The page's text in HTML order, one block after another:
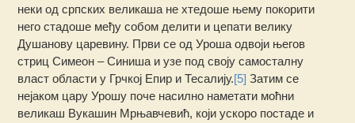
неки од српских великаша не хтедоше њему покорити
него стадоше међу собом делити и цепати велику
Душанову царевину. Први се од Уроша одвоји његов
стриц Симеон – Синиша и узе под своју самосталну
власт области у Грчкој Епир и Тесалију.[5] Затим се
нејаком цару Урошу поче насилно наметати моћни
великаш Вукашин Мрњавчевић, који ускоро постаде и